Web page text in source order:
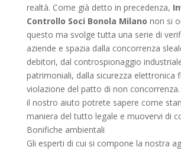
realtà. Come già detto in precedenza,
Controllo Soci Bonola Milano non si
questo ma svolge tutta una serie di
aziende e spazia dalla concorrenza
debitori, dal controspionaggio
patrimoniali, dalla sicurezza elettronica
violazione del patto di non
il nostro aiuto potrete sapere come
maniera del tutto legale e muovervi di
Bonifiche ambientali
Gli esperti di cui si compone la nostra